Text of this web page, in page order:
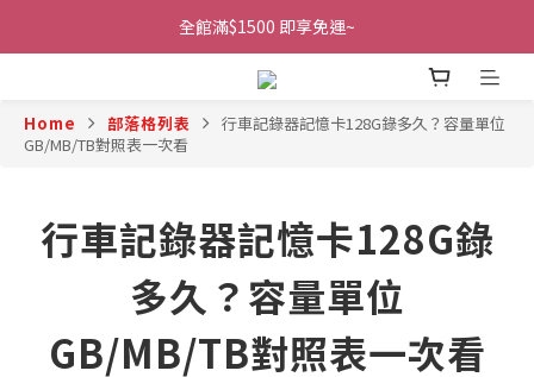
全館滿$1500 即享免運~
Home 部落格列表
行車記錄器記憶卡128G錄多久？容量單位
GB/MB/TB對照表一次看
行車記錄器記憶卡128G錄
多久？容量單位
GB/MB/TB對照表一次看